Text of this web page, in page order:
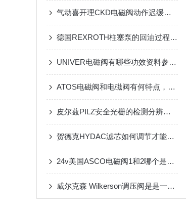
气动喜开理CKD电磁阀动作迟缓的原因及解决方法
德国REXROTH柱塞泵的回油过程是什么样的
UNIVER电磁阀有哪些功效资料参数分为那些
ATOS电磁阀和电磁阀有何特点，两者可以通用吗
皮尔兹PILZ安全光栅的检测分辨率如何确定？
贺德克HYDAC滤芯如何调节才能延长寿命
24v美国ASCO电磁阀1和2哪个是正极和负极
威尔克森 Wilkerson调压阀是是一种自动稳压装置